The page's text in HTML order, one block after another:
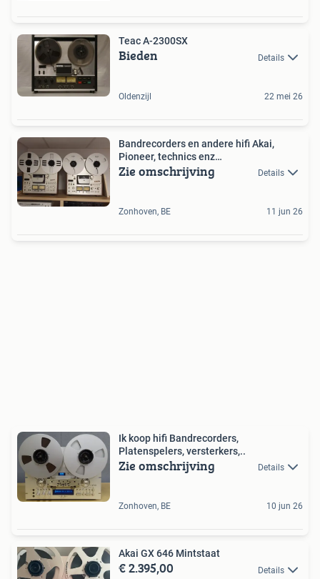
Teac A-2300SX
Bieden Details
Oldenzijl 22 mei 26
Bandrecorders en andere hifi Akai,
Pioneer, technics enz…
Zie omschrijving Details
Zonhoven, BE 11 jun 26
Ik koop hifi Bandrecorders,
Platenspelers, versterkers,..
Zie omschrijving Details
Zonhoven, BE 10 jun 26
Akai GX 646 Mintstaat
€ 2.395,00 Details